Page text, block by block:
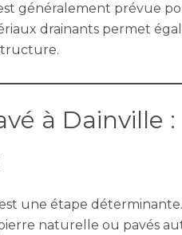
généralement prévue
drainants permet
à Dainville
est une étape
naturelle ou pavés